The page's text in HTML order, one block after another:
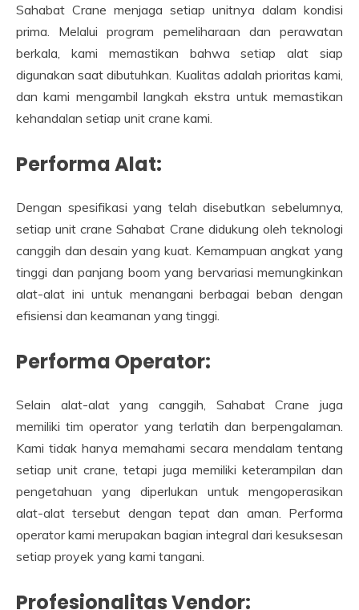
Sahabat Crane menjaga setiap unitnya dalam kondisi
prima. Melalui program pemeliharaan dan perawatan
berkala, kami memastikan bahwa setiap alat siap
digunakan saat dibutuhkan. Kualitas adalah prioritas kami,
dan kami mengambil langkah ekstra untuk memastikan
kehandalan setiap unit crane kami.
Performa Alat:
Dengan spesifikasi yang telah disebutkan sebelumnya,
setiap unit crane Sahabat Crane didukung oleh teknologi
canggih dan desain yang kuat. Kemampuan angkat yang
tinggi dan panjang boom yang bervariasi memungkinkan
alat-alat ini untuk menangani berbagai beban dengan
efisiensi dan keamanan yang tinggi.
Performa Operator:
Selain alat-alat yang canggih, Sahabat Crane juga
memiliki tim operator yang terlatih dan berpengalaman.
Kami tidak hanya memahami secara mendalam tentang
setiap unit crane, tetapi juga memiliki keterampilan dan
pengetahuan yang diperlukan untuk mengoperasikan
alat-alat tersebut dengan tepat dan aman. Performa
operator kami merupakan bagian integral dari kesuksesan
setiap proyek yang kami tangani.
Profesionalitas Vendor: